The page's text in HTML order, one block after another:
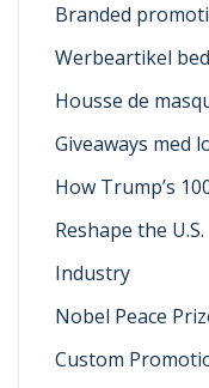
Branded
Werbeartikel
Housse de
Giveaways med
How Trump’s
Reshape the
Industry
Nobel Peace
Custom